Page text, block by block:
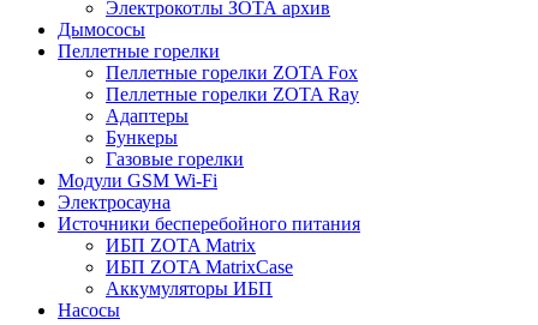
Электрокотлы ЗОТА архив
Дымососы
Пеллетные горелки
Пеллетные горелки ZOTA Fox
Пеллетные горелки ZOTA Ray
Адаптеры
Бункеры
Газовые горелки
Модули GSM Wi-Fi
Электросауна
Источники бесперебойного питания
ИБП ZOTA Matrix
ИБП ZOTA MatrixCase
Аккумуляторы ИБП
Насосы